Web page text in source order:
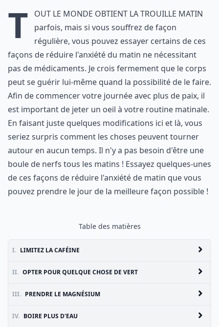
T
out le monde obtient la trouille matin
parfois, mais si vous souffrez de façon
régulière, vous pouvez essayer certains de ces
façons de réduire l'anxiété du matin ne nécessitant
pas de médicaments. Je crois fermement que le corps
peut se guérir lui-même quand la possibilité de le faire.
Afin de commencer votre journée avec plus de paix, il
est important de jeter un oeil à votre routine matinale.
En faisant juste quelques modifications ici et là, vous
seriez surpris comment les choses peuvent tourner
autour en aucun temps. Il n'y a pas besoin d'être une
boule de nerfs tous les matins ! Essayez quelques-unes
de ces façons de réduire l'anxiété de matin que vous
pouvez prendre le jour de la meilleure façon possible !
Table des matières
I. LIMITEZ LA CAFÉINE
II. OPTER POUR QUELQUE CHOSE DE VERT
III. PRENDRE LE MAGNÉSIUM
IV. BOIRE PLUS D'EAU